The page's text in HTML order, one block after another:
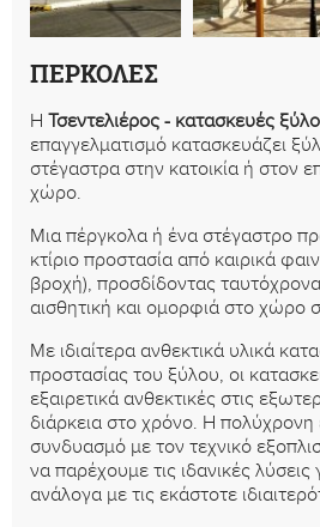
ΠΕΡΚΟΛΕΣ
Η Τσεντελιέρος - κατασκευές
επαγγελματισμό κατασκευάζει
στέγαστρα στην κατοικία ή στον
χώρο.
Μια πέργκολα ή ένα στέγαστρο
κτίριο προστασία από καιρικά
βροχή), προσδίδοντας
αισθητική και ομορφιά στο χώρο
Με ιδιαίτερα ανθεκτικά υλικά
προστασίας του ξύλου, οι
εξαιρετικά ανθεκτικές στις
διάρκεια στο χρόνο. Η πολύχρονη
συνδυασμό με τον τεχνικό
να παρέχουμε τις ιδανικές
ανάλογα με τις εκάστοτε